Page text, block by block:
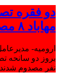
دو فقره
مهاباد ۸ مصدوم برجا گذاشت
ارومیه-
نفر مصدوم